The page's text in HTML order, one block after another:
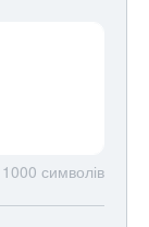
1000 символів